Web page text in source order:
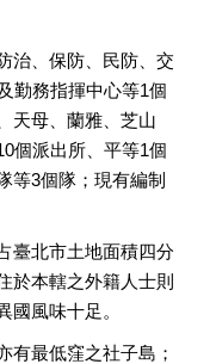
治、保防、民防、交
勤務指揮中心等1個
天母、蘭雅、芝山
個派出所、平等1個
等3個隊；現有編制
臺北市土地面積四分
於本轄之外籍人士則
國風味十足。
有最低窪之社子島；